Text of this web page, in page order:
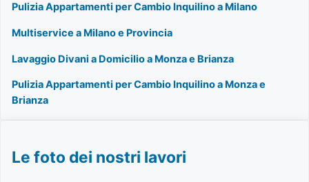
Pulizia Appartamenti per Cambio Inquilino a Milano
Multiservice a Milano e Provincia
Lavaggio Divani a Domicilio a Monza e Brianza
Pulizia Appartamenti per Cambio Inquilino a Monza e
Brianza
Le foto dei nostri lavori